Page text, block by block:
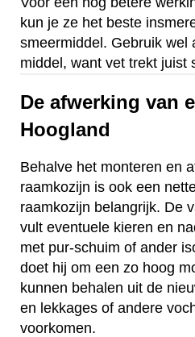
kun je ze het beste
smeermiddel. Gebruik wel
middel, want vet trekt juist
De afwerking van
Hoogland
Behalve het monteren en
raamkozijn is ook een
raamkozijn belangrijk. De
vult eventuele kieren en
met pur-schuim of ander
doet hij om een zo hoog
kunnen behalen uit de
en lekkages of andere
voorkomen.